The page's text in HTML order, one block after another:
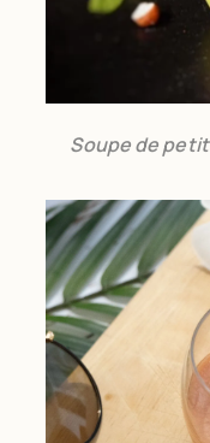
Soupe de